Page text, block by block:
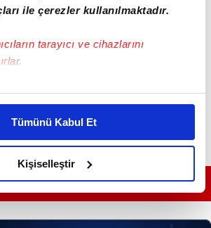
ile çerezler kullanılmaktadır.
tarayıcı ve cihazlarını
halinde sizlere özel
yaşatabiliriz. Bunu yaparken
iyi bir reklam deneyimi sunmak
en iyi içerikleri sunabilmek adına
gösterdiğimizi ve bu noktada,
karşılamak noktasında tek gelir
sizlere hatırlatmak isteriz.
Tümünü Kabul Et
Kişiselleştir
ÖNEMLİ MANŞETLERİ İÇİN TIKLAYIN